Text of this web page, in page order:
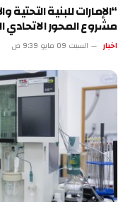
“الإمارات للبنية
مشروع المحور الاتحادي
اخبار السبت 09 مايو 9:39 ص